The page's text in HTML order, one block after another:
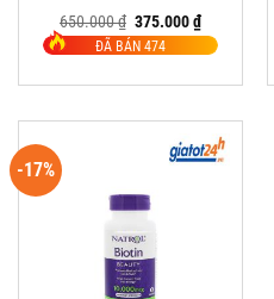
0
trên
5
0
650.000₫ Giá
gốc
là:
375.000₫Giá
hiện
tại
375.000 ₫.
ĐÃ BÁN 474
-17%